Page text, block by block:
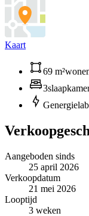
Kaart
69 m²
3
G
Aangeboden sinds
25 april 2026
Verkoopdatum
21 mei 2026
Looptijd
3 weken